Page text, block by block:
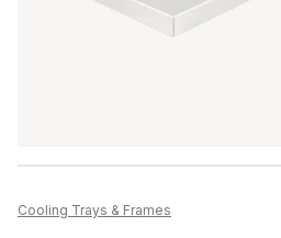
Cooling Trays & Frames